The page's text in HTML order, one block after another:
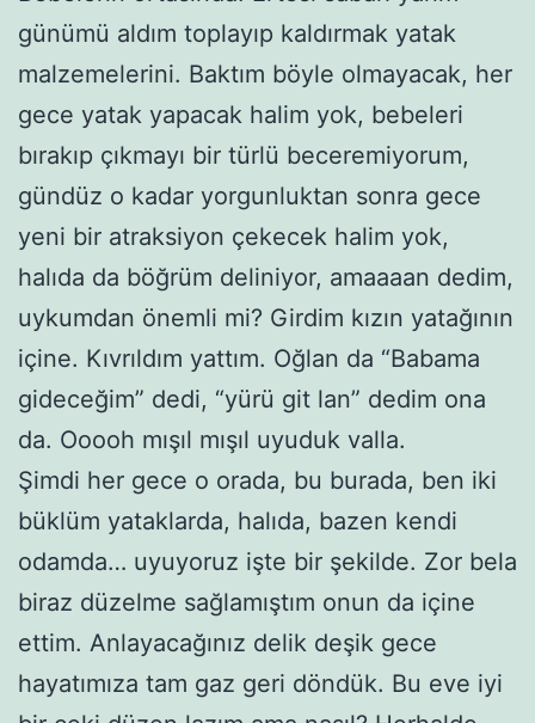
günümü aldım toplayıp kaldırmak yatak
malzemelerini. Baktım böyle olmayacak, her
gece yatak yapacak halim yok, bebeleri
bırakıp çıkmayı bir türlü beceremiyorum,
gündüz o kadar yorgunluktan sonra gece
yeni bir atraksiyon çekecek halim yok,
halıda da böğrüm deliniyor, amaaaan dedim,
uykumdan önemli mi? Girdim kızın yatağının
içine. Kıvrıldım yattım. Oğlan da “Babama
gideceğim” dedi, “yürü git lan” dedim ona
da. Ooooh mışıl mışıl uyuduk valla.
Şimdi her gece o orada, bu burada, ben iki
büklüm yataklarda, halıda, bazen kendi
odamda… uyuyoruz işte bir şekilde. Zor bela
biraz düzelme sağlamıştım onun da içine
ettim. Anlayacağınız delik deşik gece
hayatımıza tam gaz geri döndük. Bu eve iyi